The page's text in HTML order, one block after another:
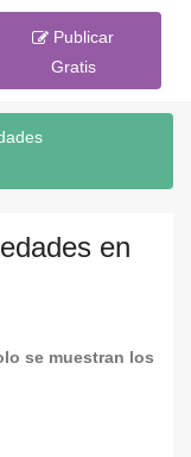
Publicar
Gratis
en
se muestran los